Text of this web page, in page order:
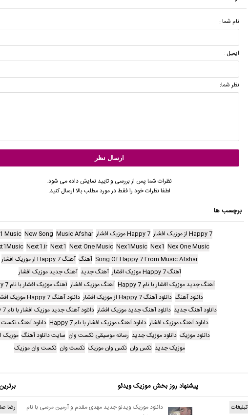
نام شما :
ایمیل :
نظر شما:
نظرات شما پس از بررسی و تایید نمایش داده می شود.
لطفا نظرات خود را فقط در مورد مطلب بالا ارسال کنید.
برچسب ها
Happy 7 از موزیک افشار Happy 7 موزیک افشار Music Afshar
New Song
Music
Nex One Music
Nex1
Nex1Music
Next One Music
Next1
Next1.ir
Song Of Happy 7 From Music Afshar آهنگ آهنگ Happy 7 از موزیک افشار
آهنگ Happy 7 موزیک افشار
آهنگ جدید آهنگ جدید موزیک افشار
آهنگ جدید موزیک افشار با نام Happy 7
آهنگ موزیک افشار آهنگ موزیک افشار با نام Happy 7
دانلود آهنگ دانلود آهنگ Happy 7 از موزیک افشار
دانلود آهنگ Happy 7 موزیک افشار
دانلود آهنگ جدید دانلود آهنگ جدید موزیک افشار دانلود آهنگ جدید موزیک افشار با نام Happy 7
دانلود آهنگ موزیک افشار دانلود آهنگ موزیک افشار با نام Happy 7
دانلود آهنگ
دانلود موزیک دانلود موزیک جدید رسانه موسیقی نکست وان سایت دانلود آهنگ موزیک
موزیک جدید نکس وان نکس وان موزیک نکست وان نکست وان موزیک
تبلیغات
پیشنهاد روز بخش موزیک ویدئو
دانلود موزیک ویدئو جدید مهدی مقدم و آرمین مرسی با نام
رضا